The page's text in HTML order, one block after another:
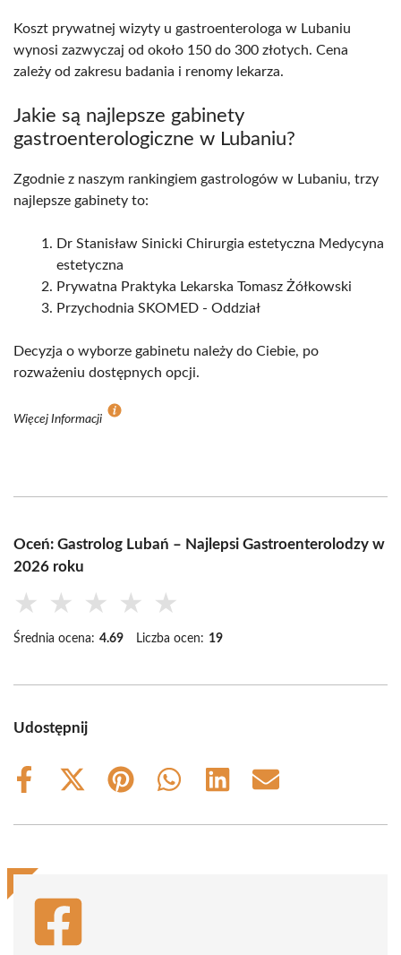
Koszt prywatnej wizyty u gastroenterologa w Lubaniu
wynosi zazwyczaj od około 150 do 300 złotych. Cena
zależy od zakresu badania i renomy lekarza.
Jakie są najlepsze gabinety
gastroenterologiczne w Lubaniu?
Zgodnie z naszym rankingiem gastrologów w Lubaniu, trzy
najlepsze gabinety to:
Dr Stanisław Sinicki Chirurgia estetyczna Medycyna
estetyczna
Prywatna Praktyka Lekarska Tomasz Żółkowski
Przychodnia SKOMED - Oddział
Decyzja o wyborze gabinetu należy do Ciebie, po
rozważeniu dostępnych opcji.
Więcej Informacji
Oceń: Gastrolog Lubań – Najlepsi Gastroenterolodzy w
2026 roku
★ ★ ★ ★ ★
Średnia ocena: 4.69 Liczba ocen: 19
Udostępnij
Share
Share
(Twitter)
Share
Share
Share
Share